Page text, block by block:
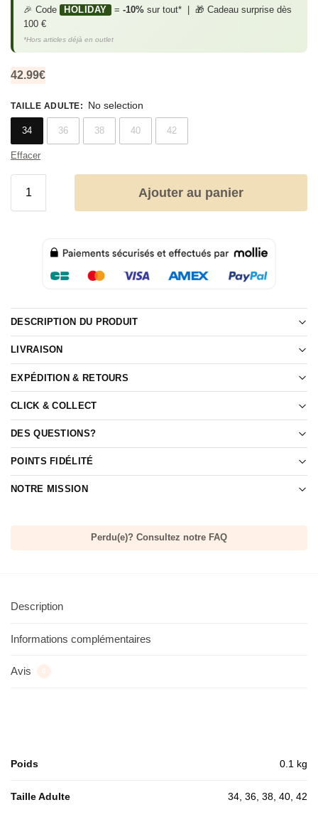
🎉 Code
HOLIDAY = -10%sur tout* | 🎁 Cadeau surprise dès
100 €
*Hors articles déjà en outlet
42.99€
TAILLE ADULTE: No selection
34 36 38 40 42
Effacer
Ajouter au panier
DESCRIPTION DU PRODUIT
LIVRAISON
EXPÉDITION & RETOURS
CLICK & COLLECT
DES QUESTIONS?
POINTS FIDÉLITÉ
NOTRE MISSION
Perdu(e)? Consultez notre FAQ
Description
Informations complémentaires
Avis 0
Poids 0.1 kg
Taille Adulte 34, 36, 38, 40, 42